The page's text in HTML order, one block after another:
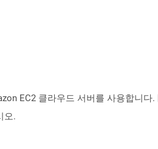
EC2 클라우드 서버를 사용합니다
오.